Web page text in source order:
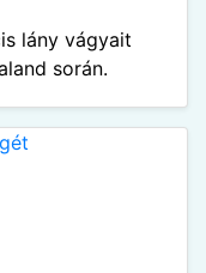
lány vágyait
során.